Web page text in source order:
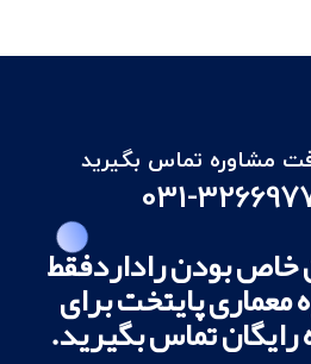
مشاوره تماس بگيريد
031-
بودن راداردفقط
پایتخت برای
تماس بگیرید.